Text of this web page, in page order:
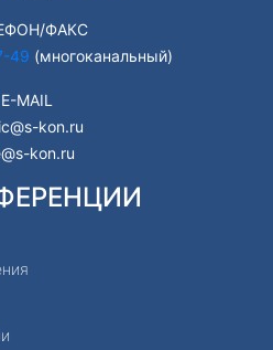
ФАКС
49 (многоканальный)
E-MAIL
kon.ru
kon.ru